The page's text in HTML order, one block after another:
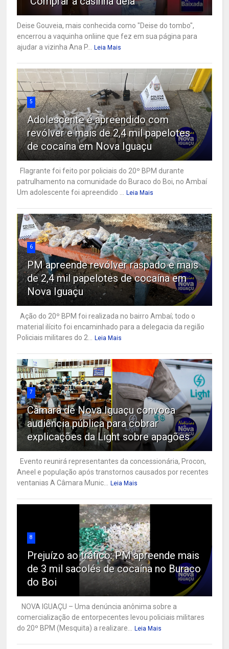
Deise Gouveia, mais conhecida como "Deise do tombo",
encerrou a vaquinha onliine que fez em sua página para
ajudar a vizinha Ana P... Leia Mais
5
Adolescente é apreendido com
revólver e mais de 2,4 mil papelotes
de cocaína em Nova Iguaçu
Flagrante foi feito por policiais do 20º BPM durante
patrulhamento na comunidade do Buraco do Boi, no Ambaí
Um adolescente foi apreendido ... Leia Mais
6
PM apreende revólver raspado e mais
de 2,4 mil papelotes de cocaína em
Nova Iguaçu
Ação do 20º BPM foi realizada no bairro Ambaí; todo o
material ilícito foi encaminhado para a delegacia da região
Policiais militares do 2... Leia Mais
7
Câmara de Nova Iguaçu convoca
audiência pública para cobrar
explicações da Light sobre apagões
Evento reunirá representantes da concessionária, Procon,
Aneel e população após transtornos causados por recentes
ventanias A Câmara Munic... Leia Mais
8
Prejuízo ao tráfico: PM apreende mais
de 3 mil sacolés de cocaína no Buraco
do Boi
NOVA IGUAÇU – Uma denúncia anônima sobre a
comercialização de entorpecentes levou policiais militares
do 20º BPM (Mesquita) a realizare... Leia Mais